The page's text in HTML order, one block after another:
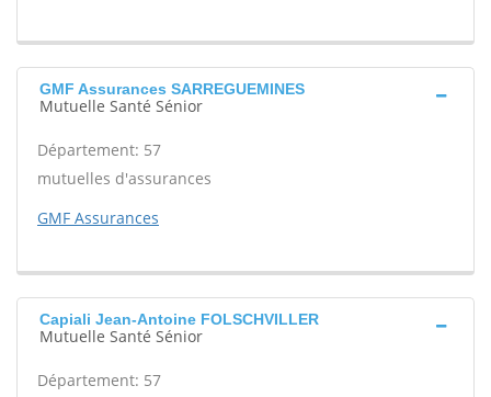
GMF Assurances SARREGUEMINES
Mutuelle Santé Sénior
Département: 57
mutuelles d'assurances
GMF Assurances
Capiali Jean-Antoine FOLSCHVILLER
Mutuelle Santé Sénior
Département: 57